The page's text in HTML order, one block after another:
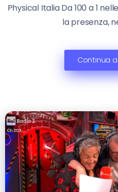
Physical Italia Da 100 a 1
la presenza,
Continua